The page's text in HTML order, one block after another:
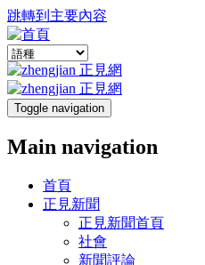
跳轉到主要內容
Toggle navigation
Main navigation
首頁
正見新聞
正見新聞首頁
社會
新聞評論